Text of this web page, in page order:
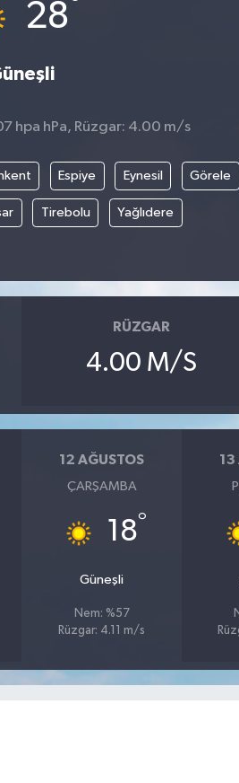
28
hpa hPa, Rüzgar: 4.00 m/s
Espiye Eynesil Görele
Tirebolu Yağlıdere
RÜZGAR
4.00 M/S
12 AĞUSTOS
ÇARŞAMBA
18°
Güneşli
Nem: %57
Rüzgar: 4.11 m/s
13